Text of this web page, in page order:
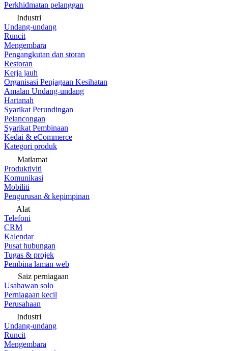
Perkhidmatan pelanggan
Industri
Undang-undang
Runcit
Mengembara
Pengangkutan dan storan
Restoran
Kerja jauh
Organisasi Penjagaan Kesihatan
Amalan Undang-undang
Hartanah
Syarikat Perundingan
Pelancongan
Syarikat Pembinaan
Kedai & eCommerce
Kategori produk
Matlamat
Produktiviti
Komunikasi
Mobiliti
Pengurusan & kepimpinan
Alat
Telefoni
CRM
Kalendar
Pusat hubungan
Tugas & projek
Pembina laman web
Saiz perniagaan
Usahawan solo
Perniagaan kecil
Perusahaan
Industri
Undang-undang
Runcit
Mengembara